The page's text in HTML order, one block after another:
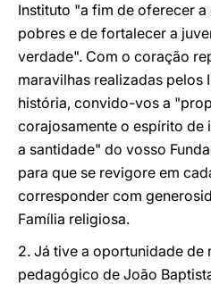
Instituto "a fim de oferecer
pobres e de fortalecer a
verdade". Com o coração
maravilhas realizadas pelos
história, convido-vos a
corajosamente o espírito de
a santidade" do vosso
para que se revigore em
corresponder com
Família religiosa.
2. Já tive a oportunidade de
pedagógico de João